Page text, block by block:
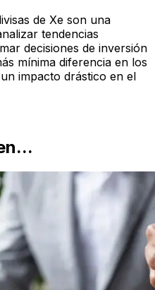
de Xe son una
tendencias
decisiones de inversión
mínima diferencia en los
impacto drástico en el